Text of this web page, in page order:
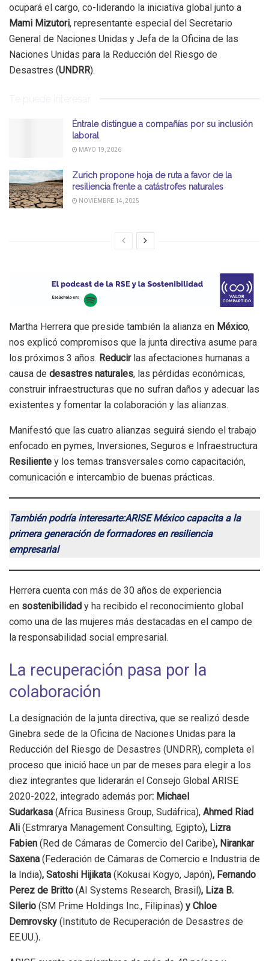
ocupará el cargo, co-liderando la iniciativa global junto a
Mami Mizutori, representante especial del Secretario
General de Naciones Unidas y Jefa de la Oficina de las
Naciones Unidas para la Reducción del Riesgo de
Desastres (UNDRR).
Te puede interesar
Éntrale distingue a compañías por su inclusión
laboral
MAYO 19, 2026
Zurich propone hoja de ruta a favor de la
resiliencia frente a catástrofes naturales
NOVIEMBRE 14, 2025
Martha Herrera que preside también la alianza en México,
nos explicó compromisos que la junta directiva asume para
los próximos 3 años. Reducir las afectaciones humanas a
causa de desastres naturales, las pérdidas económicas,
construir infraestructuras que no sufran daños y adecuar las
existentes y fomentar la colaboración y las alianzas.
Manifestó que las cuatro alianzas seguirá siendo el trabajo
enfocado en pymes, Inversiones, Seguros e Infraestructura
Resiliente y los temas transversales como capacitación,
comunicación e intercambio de buenas prácticas.
También podría interesarte:ARISE México capacita a la
primera generación de formadores en resiliencia
empresarial
Herrera cuenta con más de 30 años de experiencia
en sostenibilidad y ha recibido el reconocimiento global
como una de las mujeres más destacadas en el campo de
la responsabilidad social empresarial.
La recuperación pasa por la
colaboración
La designación de la junta directiva, que se realizó desde
Ginebra sede de la Oficina de Naciones Unidas para la
Reducción del Riesgo de Desastres (UNDRR), completa el
proceso que inició hace un par de meses para elegir a los
diez integrantes que liderarán el Consejo Global ARISE
2020-2022, integrado además por: Michael
Sudarkasa (Africa Business Group, Sudáfrica), Ahmed Riad
Ali (Estmrarya Management Consulting, Egipto), Lizra
Fabien (Red de Cámaras de Comercio del Caribe), Nirankar
Saxena (Federación de Cámaras de Comercio e Industria de
la India), Satoshi Hijikata (Kokusai Kogyo, Japón), Fernando
Perez de Britto (AI Systems Research, Brasil), Liza B.
Silerio (SM Prime Holdings Inc., Filipinas) y Chloe
Demrovsky (Instituto de Recuperación de Desastres de
EE.UU.).